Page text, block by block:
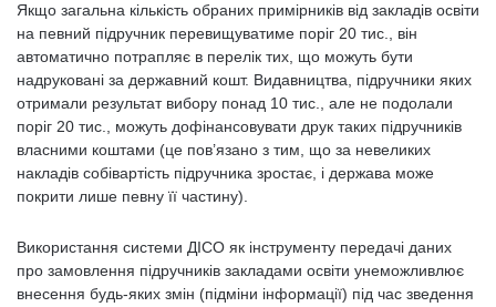
Якщо загальна кількість обраних примірників від закладів освіти
на певний підручник перевищуватиме поріг 20 тис., він
автоматично потрапляє в перелік тих, що можуть бути
надруковані за державний кошт. Видавництва, підручники яких
отримали результат вибору понад 10 тис., але не подолали
поріг 20 тис., можуть дофінансовувати друк таких підручників
власними коштами (це пов’язано з тим, що за невеликих
накладів собівартість підручника зростає, і держава може
покрити лише певну її частину).
Використання системи ДІСО як інструменту передачі даних
про замовлення підручників закладами освіти унеможливлює
внесення будь-яких змін (підміни інформації) під час зведення